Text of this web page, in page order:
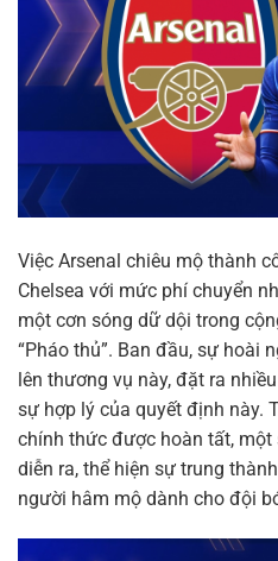
Việc Arsenal chiêu mộ thành
Chelsea với mức phí chuyển
một cơn sóng dữ dội trong
“Pháo thủ”. Ban đầu, sự hoài
lên thương vụ này, đặt ra
sự hợp lý của quyết định này.
chính thức được hoàn tất, một
diễn ra, thể hiện sự trung
người hâm mộ dành cho đội